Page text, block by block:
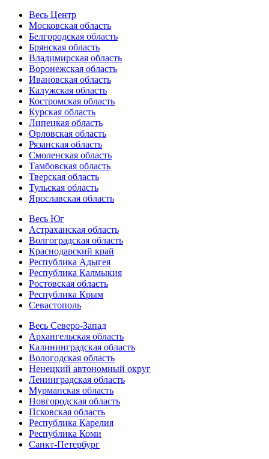
Весь Центр
Московская область
Белгородская область
Брянская область
Владимирская область
Воронежская область
Ивановская область
Калужская область
Костромская область
Курская область
Липецкая область
Орловская область
Рязанская область
Смоленская область
Тамбовская область
Тверская область
Тульская область
Ярославская область
Весь Юг
Астраханская область
Волгоградская область
Краснодарский край
Республика Адыгея
Республика Калмыкия
Ростовская область
Республика Крым
Севастополь
Весь Северо-Запад
Архангельская область
Калининградская область
Вологодская область
Ненецкий автономный округ
Ленинградская область
Мурманская область
Новгородская область
Псковская область
Республика Карелия
Республика Коми
Санкт-Петербург